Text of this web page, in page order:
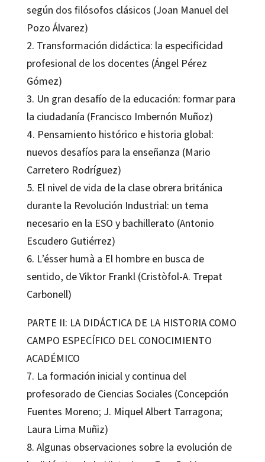
según dos filósofos clásicos (Joan Manuel del
Pozo Álvarez)
2. Transformación didáctica: la especificidad
profesional de los docentes (Ángel Pérez
Gómez)
3. Un gran desafío de la educación: formar para
la ciudadanía (Francisco Imbernón Muñoz)
4. Pensamiento histórico e historia global:
nuevos desafíos para la enseñanza (Mario
Carretero Rodríguez)
5. El nivel de vida de la clase obrera británica
durante la Revolución Industrial: un tema
necesario en la ESO y bachillerato (Antonio
Escudero Gutiérrez)
6. L’ésser humà a El hombre en busca de
sentido, de Viktor Frankl (Cristòfol-A. Trepat
Carbonell)
PARTE II: LA DIDÁCTICA DE LA HISTORIA COMO
CAMPO ESPECÍFICO DEL CONOCIMIENTO
ACADÉMICO
7. La formación inicial y continua del
profesorado de Ciencias Sociales (Concepción
Fuentes Moreno; J. Miquel Albert Tarragona;
Laura Lima Muñiz)
8. Algunas observaciones sobre la evolución de